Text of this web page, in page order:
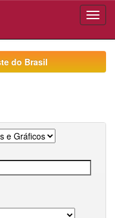
do Brasil